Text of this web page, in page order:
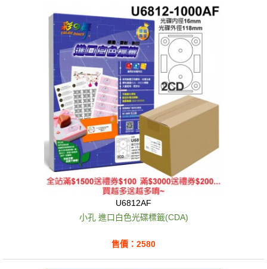
U6812AF
小孔 進口白色光碟標籤(CDA)
售價：2580